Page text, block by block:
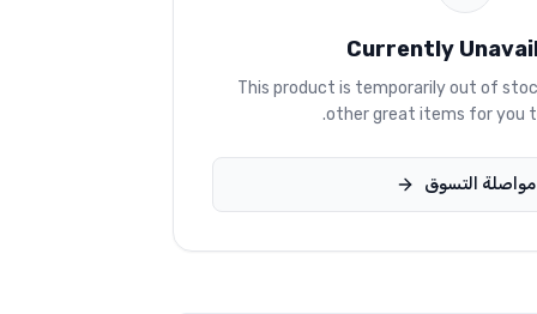
Currently
This product is temporarily out of
other great items for you
مواصلة التسوق